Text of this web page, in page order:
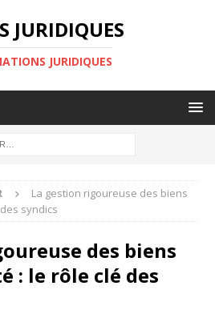
JURIDIQUES
JURIDIQUES
La gestion rigoureuse des biens
syndics
des biens
: le rôle clé des